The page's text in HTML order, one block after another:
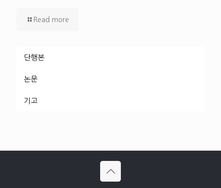
Read more
단행본
논문
기고